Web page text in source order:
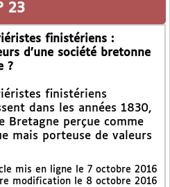
23
finistériens :
d’une société bretonne
?
finistériens
dans les années 1830,
Bretagne perçue comme
mais porteuse de valeurs
mis en ligne le 7 octobre 2016
modification le 8 octobre 2016